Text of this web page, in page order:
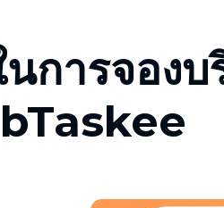
การจองบ